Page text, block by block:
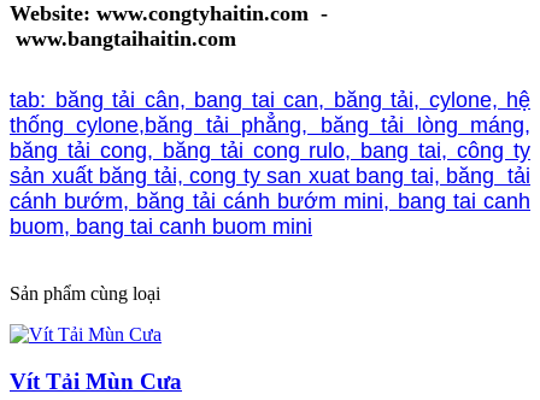
Website: www.congtyhaitin.com -
www.bangtaihaitin.com
tab: băng tải cân, bang tai can, băng tải, cylone, hệ
thống cylone,băng tải phẳng, băng tải lòng máng,
băng tải cong, băng tải cong rulo, bang tai, công ty
sản xuất băng tải, cong ty san xuat bang tai, băng tải
cánh bướm, băng tải cánh bướm mini, bang tai canh
buom, bang tai canh buom mini
Sản phẩm cùng loại
Vít Tải Mùn Cưa